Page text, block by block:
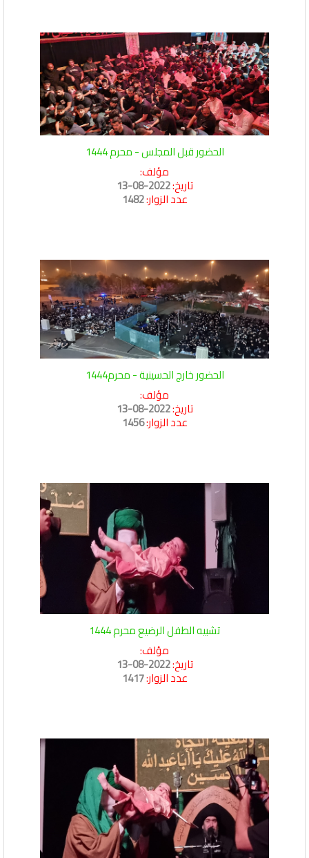
الحضور قبل المجلس - محرم 1444
مؤلف:
تاريخ:2022-08-13
عدد الزوار:1482
الحضور خارج الحسينية - محرم1444
مؤلف:
تاريخ:2022-08-13
عدد الزوار:1456
تشبيه الطفل الرضيع محرم 1444
مؤلف:
تاريخ:2022-08-13
عدد الزوار:1417